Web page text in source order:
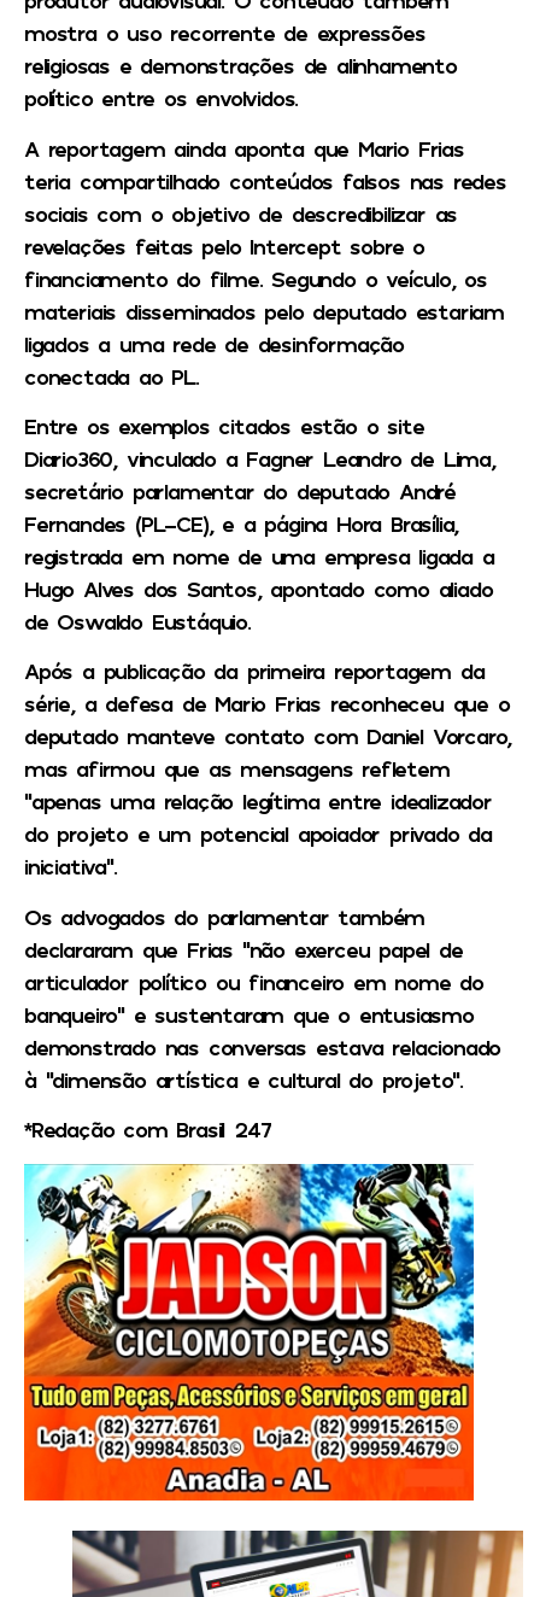
mostra o uso recorrente de expressões
religiosas e demonstrações de alinhamento
político entre os envolvidos.
A reportagem ainda aponta que Mario Frias
teria compartilhado conteúdos falsos nas redes
sociais com o objetivo de descredibilizar as
revelações feitas pelo Intercept sobre o
financiamento do filme. Segundo o veículo, os
materiais disseminados pelo deputado estariam
ligados a uma rede de desinformação
conectada ao PL.
Entre os exemplos citados estão o site
Diario360, vinculado a Fagner Leandro de Lima,
secretário parlamentar do deputado André
Fernandes (PL-CE), e a página Hora Brasília,
registrada em nome de uma empresa ligada a
Hugo Alves dos Santos, apontado como aliado
de Oswaldo Eustáquio.
Após a publicação da primeira reportagem da
série, a defesa de Mario Frias reconheceu que o
deputado manteve contato com Daniel Vorcaro,
mas afirmou que as mensagens refletem
“apenas uma relação legítima entre idealizador
do projeto e um potencial apoiador privado da
iniciativa”.
Os advogados do parlamentar também
declararam que Frias “não exerceu papel de
articulador político ou financeiro em nome do
banqueiro” e sustentaram que o entusiasmo
demonstrado nas conversas estava relacionado
à “dimensão artística e cultural do projeto”.
*Redação com Brasil 247